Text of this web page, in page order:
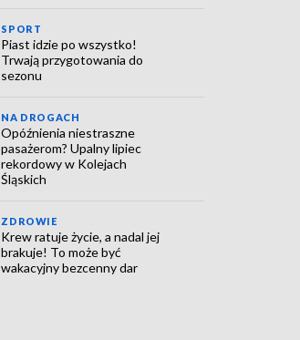
SPORT
Piast idzie po wszystko!
Trwają przygotowania do
sezonu
NA DROGACH
Opóźnienia niestraszne
pasażerom? Upalny lipiec
rekordowy w Kolejach
Śląskich
ZDROWIE
Krew ratuje życie, a nadal jej
brakuje! To może być
wakacyjny bezcenny dar